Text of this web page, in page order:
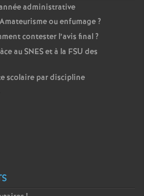
administrative
ou enfumage?
contester l’avis final?
au SNES et à la FSU des
scolaire par discipline